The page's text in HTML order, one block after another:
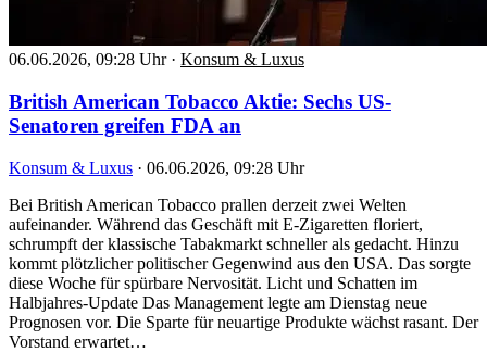
06.06.2026, 09:28 Uhr · Konsum & Luxus
British American Tobacco Aktie: Sechs US-
Senatoren greifen FDA an
Konsum & Luxus · 06.06.2026, 09:28 Uhr
Bei British American Tobacco prallen derzeit zwei Welten
aufeinander. Während das Geschäft mit E-Zigaretten floriert,
schrumpft der klassische Tabakmarkt schneller als gedacht. Hinzu
kommt plötzlicher politischer Gegenwind aus den USA. Das sorgte
diese Woche für spürbare Nervosität. Licht und Schatten im
Halbjahres-Update Das Management legte am Dienstag neue
Prognosen vor. Die Sparte für neuartige Produkte wächst rasant. Der
Vorstand erwartet…